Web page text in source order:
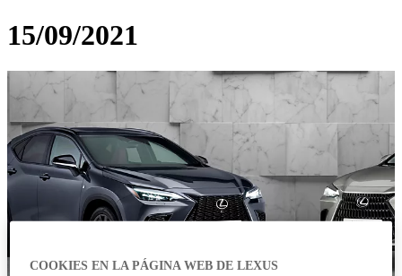
15/09/2021
COOKIES EN LA PÁGINA WEB DE LEXUS